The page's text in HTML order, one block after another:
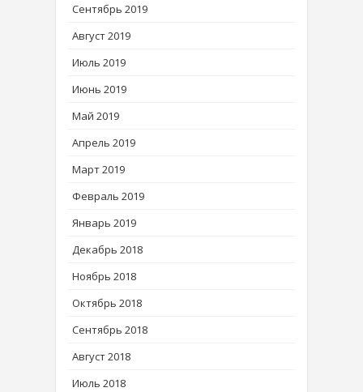
Сентябрь 2019
Август 2019
Июль 2019
Июнь 2019
Май 2019
Апрель 2019
Март 2019
Февраль 2019
Январь 2019
Декабрь 2018
Ноябрь 2018
Октябрь 2018
Сентябрь 2018
Август 2018
Июль 2018